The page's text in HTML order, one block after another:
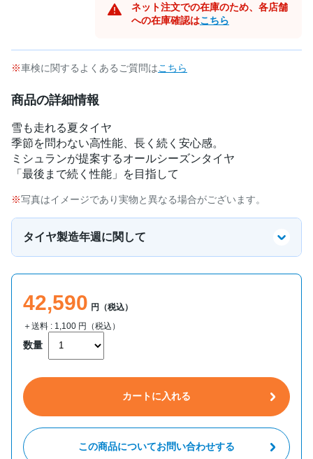
ネット注文での在庫のため、各店舗
への在庫確認はこちら
車検に関するよくあるご質問はこちら
商品の詳細情報
雪も走れる夏タイヤ
季節を問わない高性能、長く続く安心感。
ミシュランが提案するオールシーズンタイヤ
「最後まで続く性能」を目指して
写真はイメージであり実物と異なる場合がございます。
タイヤ製造年週に関して
42,590 円（税込）
＋送料 : 1,100 円（税込）
数量
カートに入れる
この商品についてお問い合わせする